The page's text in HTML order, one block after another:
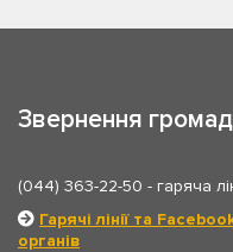
Звернення
(044) 363-22-50 - гаряча
Гарячі лінії та
органів